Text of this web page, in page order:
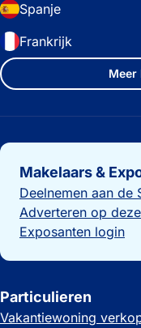
Spanje
Frankrijk
Meer
Belangrijke links
Makelaars &
Deelnemen aan de
Adverteren op
Exposanten login
Particulieren
Vakantiewoning